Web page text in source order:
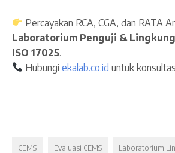
Percayakan RCA, CGA, dan RATA
Laboratorium Penguji &
ISO 17025.
Hubungiekalab.co.id untuk
CEMS Evaluasi CEMS Laboratorium